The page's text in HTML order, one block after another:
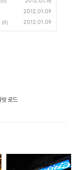
2012.01.09
(0) 2012.01.09
로드